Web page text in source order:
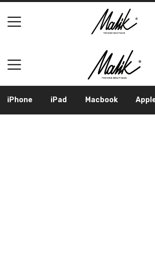
iPhone Apple Watch